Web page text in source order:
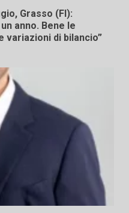
Grasso (FI):
anno. Bene le
variazioni di bilancio”